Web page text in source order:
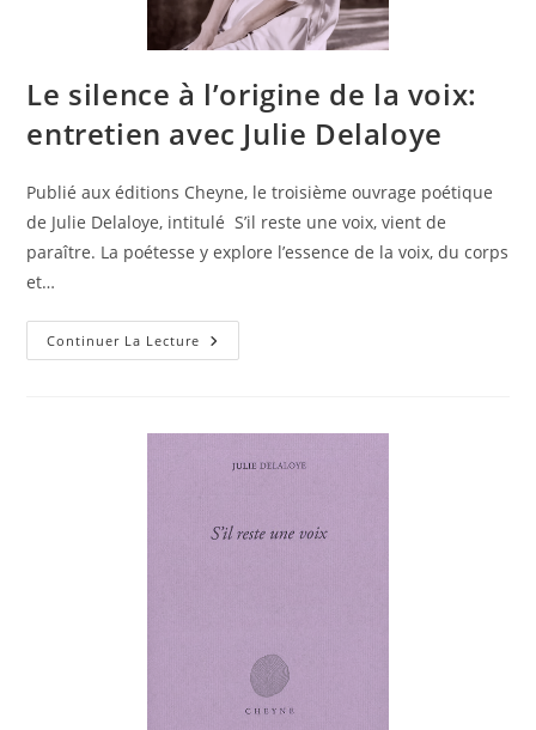
Le silence à l’origine de la voix:
entretien avec Julie Delaloye
Publié aux éditions Cheyne, le troisième ouvrage poétique
de Julie Delaloye, intitulé S’il reste une voix, vient de
paraître. La poétesse y explore l’essence de la voix, du corps
et…
Continuer La Lecture